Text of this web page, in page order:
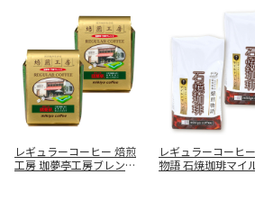
レギュラーコーヒー 焙煎
工房 珈夢亭工房ブレンド
レギュラーコーヒ
物語 石焼珈琲マイ